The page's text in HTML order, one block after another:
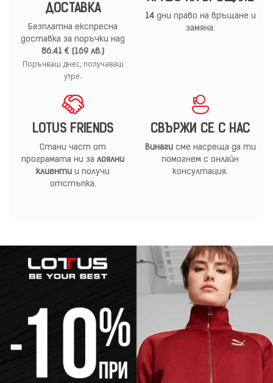
ДОСТАВКА
Безплатна експресна
доставка за поръчки над
86.41 € (169 лв.)
Поръчваш днес, получаваш
утре.
14дни право на връщане и
замяна.
LOTUS FRIENDS
Стани част от
програмата ни за лоялни
клиенти и получи
отстъпка.
СВЪРЖИ СЕ С НАС
Винагисме насреща да ти
помогнем с онлайн
консултация.